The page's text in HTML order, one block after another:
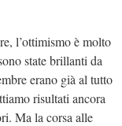
l’ottimismo è molto
state brillanti da
erano già al tutto
risultati ancora
Ma la corsa alle